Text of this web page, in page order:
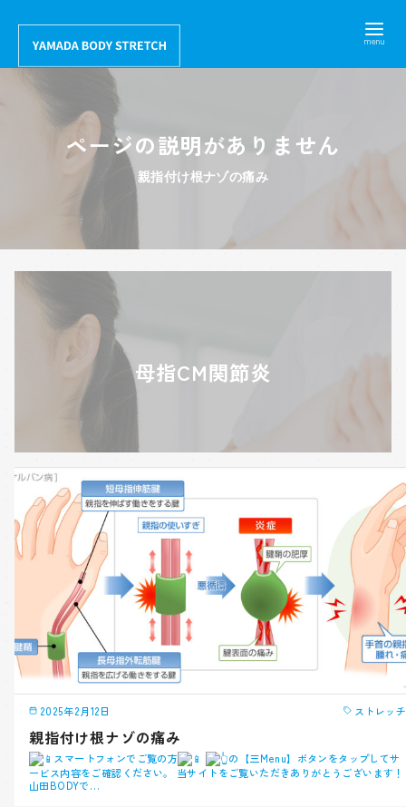
テ
ページの説明がありません
親指付け根ナゾの痛み
母指CM関節炎
2025年2月12日 ストレッチ
親指付け根ナゾの痛み
スマートフォンでご覧の方
の【三Menu】ボタンをタップしてサ
ービス内容をご確認ください。 当サイトをご覧いただきありがとうございます！
山田BODYで…